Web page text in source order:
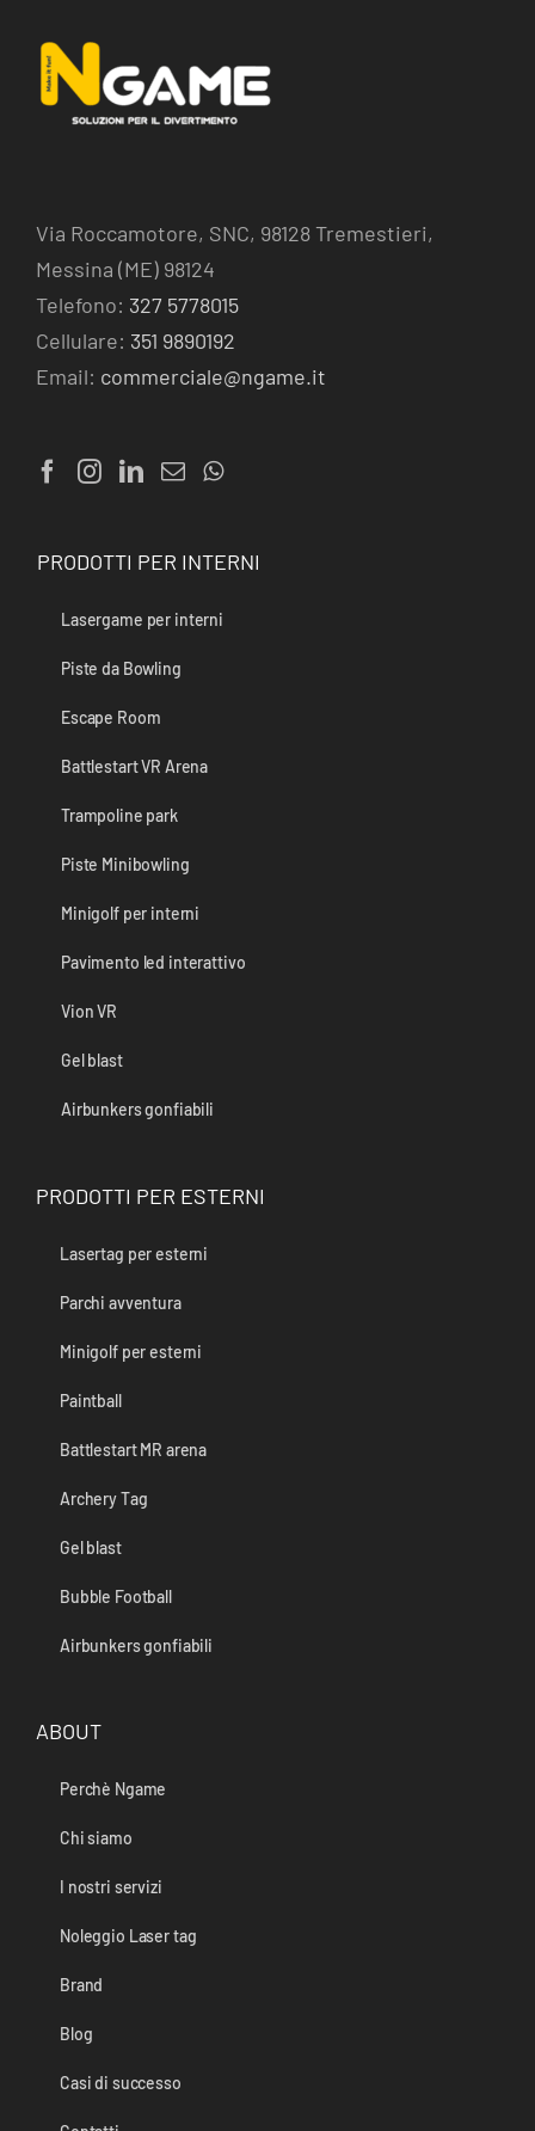
Ngame
Via Roccamotore, SNC, 98128 Tremestieri,
Messina (ME) 98124
Telefono: 327 5778015
Cellulare: 351 9890192
Email: commerciale@ngame.it
PRODOTTI PER INTERNI
Lasergame per interni
Piste da Bowling
Escape Room
Battlestart VR Arena
Trampoline park
Piste Minibowling
Minigolf per interni
Pavimento led interattivo
Vion VR
Gel blast
Airbunkers gonfiabili
PRODOTTI PER ESTERNI
Lasertag per esterni
Parchi avventura
Minigolf per esterni
Paintball
Battlestart MR arena
Archery Tag
Gel blast
Bubble Football
Airbunkers gonfiabili
ABOUT
Perchè Ngame
Chi siamo
I nostri servizi
Noleggio Laser tag
Brand
Blog
Casi di successo